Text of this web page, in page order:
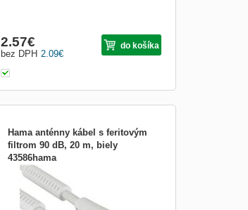
2.09€
bez DPH
2.57€ do košíka
Hama anténny kábel s feritovým
filtrom 90 dB, 20 m, biely
43586hama